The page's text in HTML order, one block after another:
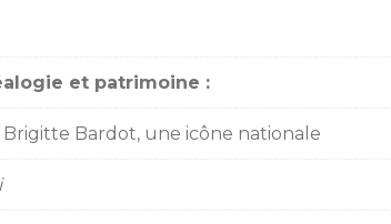
et patrimoine :
Brigitte Bardot, une icône nationale